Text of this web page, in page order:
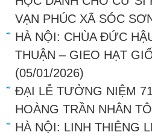
VẠN PHÚC XÃ SÓC
HÀ NỘI: CHÙA ĐỨC
THUẬN – GIEO HẠT
(05/01/2026)
ĐẠI LỄ TƯỞNG NIỆM
HOÀNG TRẦN NHÂN
HÀ NỘI: LINH THIÊNG